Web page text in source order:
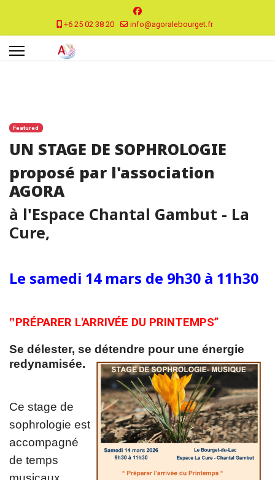
+6 25 02 38 20 info@agoralebourget.fr
Featured
UN STAGE DE SOPHROLOGIE
proposé par l'association
AGORA
à l'Espace Chantal Gambut - La
Cure,
Le samedi 14 mars de 9h30 à 11h30
‟PRÉPARER L'ARRIVÉE DU PRINTEMPS”
Se délester, se détendre pour une énergie
redynamisée.
Ce stage de
sophrologie est
accompagné
de temps